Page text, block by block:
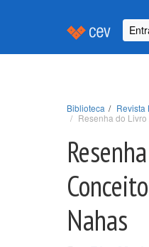
Biblioteca
Revista
Resenha do
Nahas